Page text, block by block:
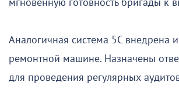
Аналогичная система 5С внедрена
ремонтной машине. Назначены
для проведения регулярных